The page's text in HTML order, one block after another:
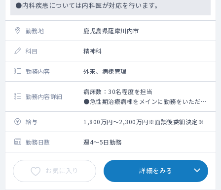
●内科疾患については内科医が対応を行います。
勤務地 鹿児島県薩摩川内市
科目 精神科
勤務内容 外来、病棟管理
勤務内容詳細
病床数：30名程度を担当
●急性期治療病棟をメインに勤務をいただき
ます。
給与
1,800万円～2,300万円※面談後委細決定※
勤務日数 週4～5日勤務
お気に入り 詳細をみる